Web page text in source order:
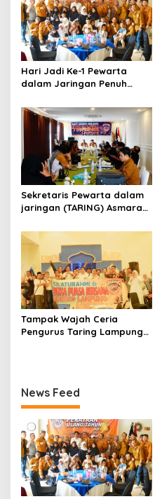
Hari Jadi Ke-1 Pewarta
dalam Jaringan Penuh
Yatim/Piatu dengan Tema
Tumbuh, Berbagi dan
Menginspirasi
Sekretaris Pewarta dalam
jaringan (TARING) Asmarani
Diharapkan Membawa
Kebermanfaatan
Tampak Wajah Ceria
Pengurus Taring Lampung
News Feed